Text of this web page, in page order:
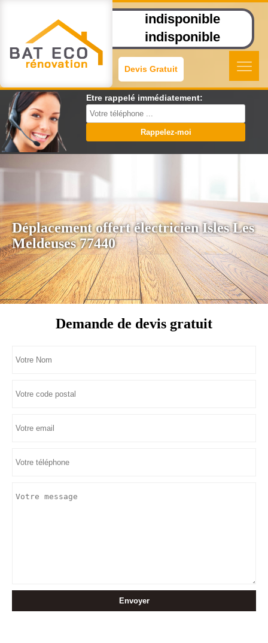
indisponible
indisponible
Devis Gratuit
Etre rappelé immédiatement:
Déplacement offert électricien Isles Les
Meldeuses 77440
Demande de devis gratuit